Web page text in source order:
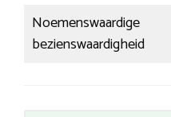
Noemenswaardige
bezienswaardigheid